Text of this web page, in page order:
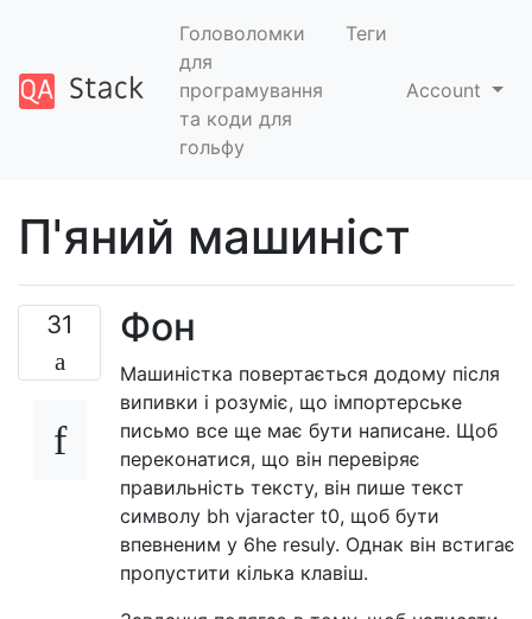
Головоломки
для
програмування
та коди для
гольфу
Теги
Account
П'яний машиніст
31 Фон
Машиністка повертається додому після
випивки і розуміє, що імпортерське
письмо все ще має бути написане. Щоб
переконатися, що він перевіряє
правильність тексту, він пише текст
символу bh vjaracter t0, щоб бути
впевненим у 6he resuly. Однак він встигає
пропустити кілька клавіш.